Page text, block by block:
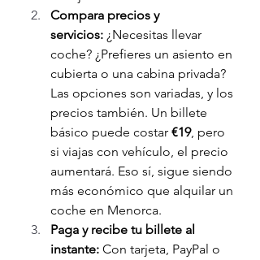
Compara precios y
servicios: ¿Necesitas llevar
coche? ¿Prefieres un asiento en
cubierta o una cabina privada?
Las opciones son variadas, y los
precios también. Un billete
básico puede costar €19, pero
si viajas con vehículo, el precio
aumentará. Eso sí, sigue siendo
más económico que alquilar un
coche en Menorca.
Paga y recibe tu billete al
instante: Con tarjeta, PayPal o